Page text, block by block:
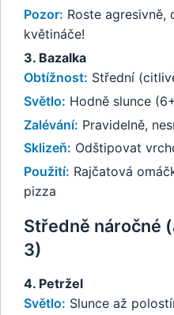
Pozor: Roste agresivně,
květináče!
3. Bazalka
Obtížnost: Střední
Světlo: Hodně slunce
Zalévání: Pravidelně,
Sklizeň: Odštipovat
Použití: Rajčatová
pizza
Středně náročné
3)
4. Petržel
Světlo: Slunce až